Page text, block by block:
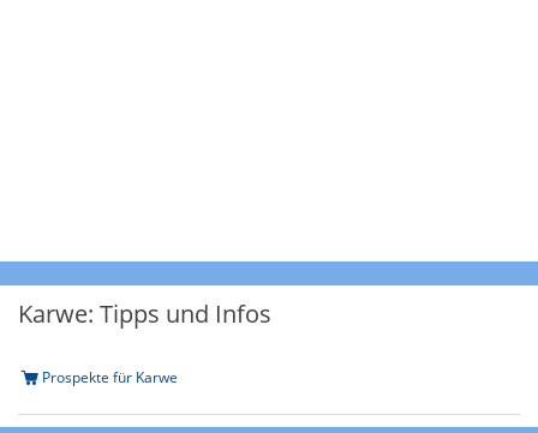
Karwe: Tipps und Infos
Prospekte für Karwe